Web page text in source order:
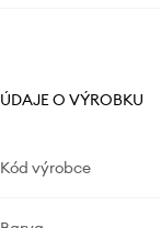
ÚDAJE O VÝROBKU
Kód výrobce